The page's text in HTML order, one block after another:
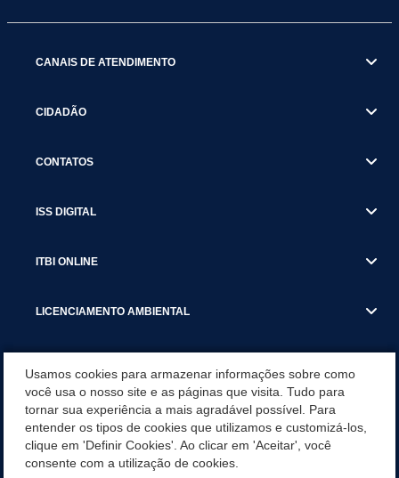
CANAIS DE ATENDIMENTO
CIDADÃO
CONTATOS
ISS DIGITAL
ITBI ONLINE
LICENCIAMENTO AMBIENTAL
SERVIÇOS
SERVIÇOS DO DEPARTAMENTO DE RECEITA MUNICIPAL
Usamos cookies para armazenar informações sobre como
você usa o nosso site e as páginas que visita. Tudo para
tornar sua experiência a mais agradável possível. Para
entender os tipos de cookies que utilizamos e customizá-los,
clique em 'Definir Cookies'. Ao clicar em 'Aceitar', você
consente com a utilização de cookies.